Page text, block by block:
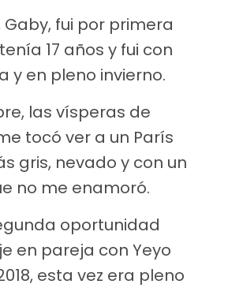
Gaby, fui por primera
17 años y fui con
y en pleno invierno.
las vísperas de
tocó ver a un París
gris, nevado y con un
no me enamoró.
oportunidad
en pareja con Yeyo
esta vez era pleno